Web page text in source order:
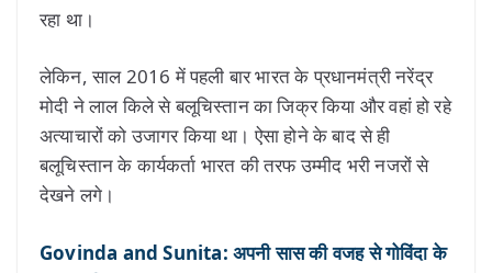
रहा था।
लेकिन, साल 2016 में पहली बार भारत के प्रधानमंत्री नरेंद्र
मोदी ने लाल किले से बलूचिस्तान का जिक्र किया और वहां हो रहे
अत्याचारों को उजागर किया था। ऐसा होने के बाद से ही
बलूचिस्तान के कार्यकर्ता भारत की तरफ उम्मीद भरी नजरों से
देखने लगे।
Govinda and Sunita: अपनी सास की वजह से गोविंदा के